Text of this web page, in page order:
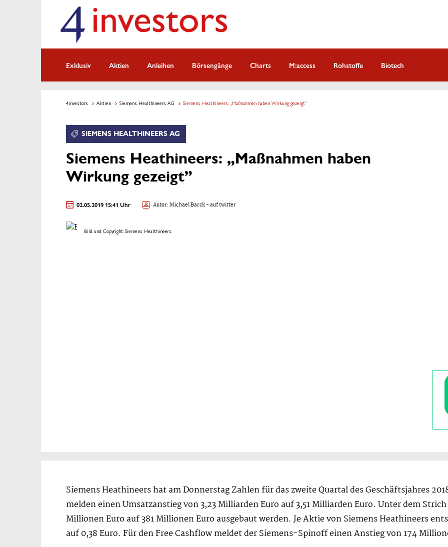
Exklusiv Aktien Anleihen Börsengänge Charts M:access Rohstoffe Biotech
4investors Aktien Siemens Healthineers AG Siemens Heathineers: „Maßnahmen haben Wirkung gezeigt”
SIEMENS HEALTHINEERS AG
Siemens Heathineers: „Maßnahmen haben
Wirkung gezeigt”
02.05.2019 15:41 Uhr Autor:Michael Barck- auf twitter
Bild und Copyright: Siemens Healthineers.
Siemens Heathineers hat am Donnerstag Zahlen für das zweite Quartal des Geschäftsjahres
melden einen Umsatzanstieg von 3,23 Milliarden Euro auf 3,51 Milliarden Euro. Unter dem
Millionen Euro auf 381 Millionen Euro ausgebaut werden. Je Aktie von Siemens Heathineers
auf 0,38 Euro. Für den Free Cashflow meldet der Siemens-Spinoff einen Anstieg von 174